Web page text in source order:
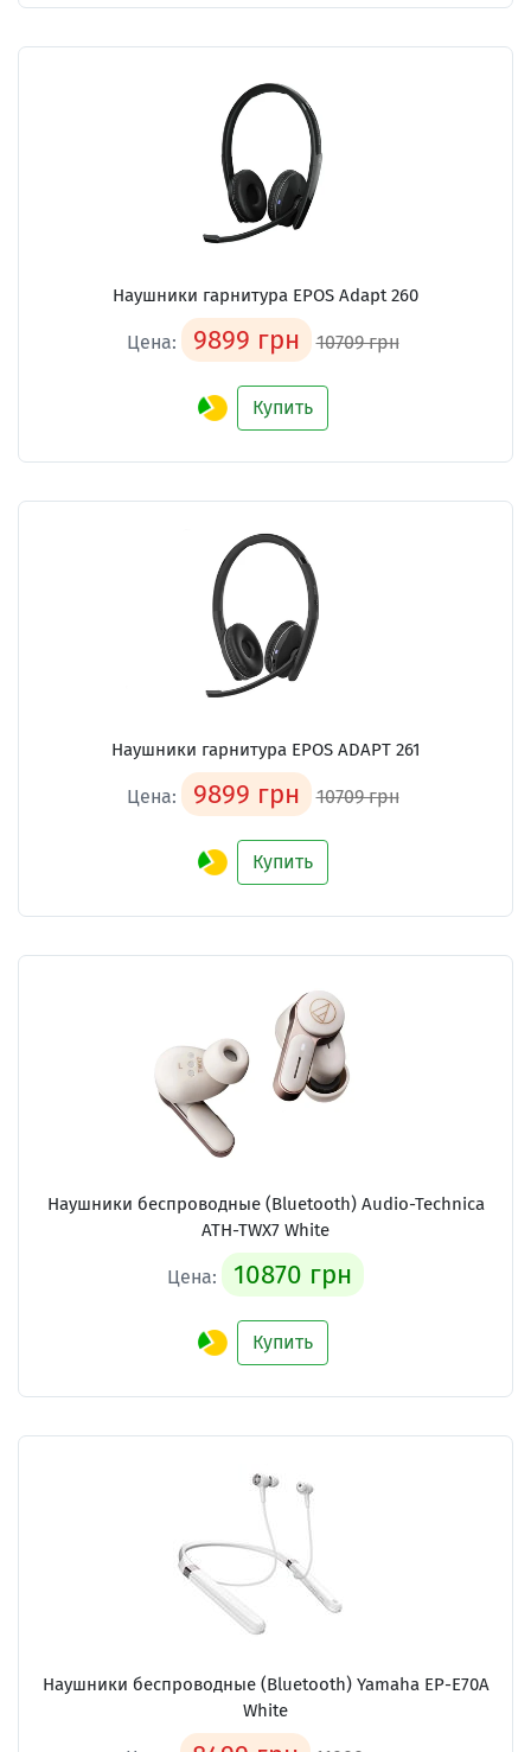
Наушники гарнитура EPOS Adapt 260
Цена: 9899 грн 10709 грн
Купить
Наушники гарнитура EPOS ADAPT 261
Цена: 9899 грн 10709 грн
Купить
Наушники беспроводные (Bluetooth) Audio-Technica
ATH-TWX7 White
Цена: 10870 грн
Купить
Наушники беспроводные (Bluetooth) Yamaha EP-E70A
White